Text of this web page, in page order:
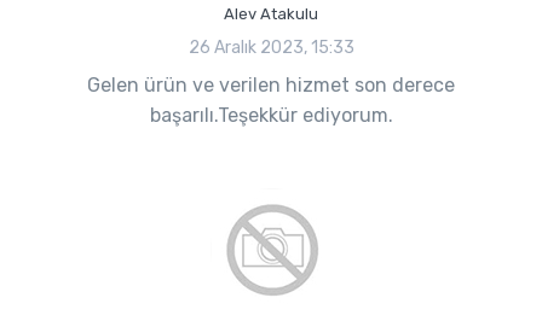
Alev Atakulu
26 Aralık 2023, 15:33
Gelen ürün ve verilen hizmet son derece
başarılı.Teşekkür ediyorum.